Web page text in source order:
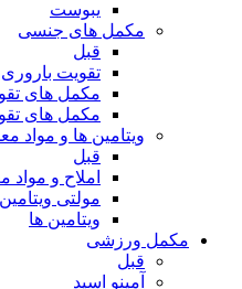
یبوست
مکمل های جنسی
قبل
تقویت باروری
مکمل های
مکمل های
ویتامین ها و مواد
قبل
املاح و مواد
مولتی
ویتامین ها
مکمل ورزشی
قبل
آمینو اسید